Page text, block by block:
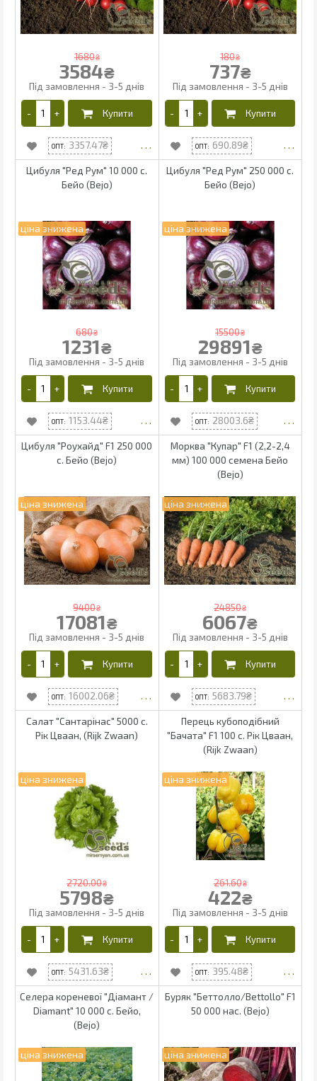
1680₴
3584₴
3357.47
180₴
737₴
690.89
Цибуля "Ред Рум" 10 000 с.
Бейо (Bejo)
680₴
1231₴
1153.44
Цибуля "Ред Рум" 250 000 с.
Бейо (Bejo)
15500₴
29891₴
28003.6
Цибуля "Роухайд" F1 250 000
с. Бейо (Bejo)
9400₴
17081₴
16002.06
Морква "Купар" F1 (2,2-2,4
мм) 100 000 семена Бейо
(Bejo)
24850₴
6067₴
5683.79
Салат "Сантарінас" 5000 с.
Рік Цваан, (Rijk Zwaan)
2720.00₴
5798₴
5431.63
Перець кубоподібний
"Бачата" F1 100 с. Рік Цваан,
(Rijk Zwaan)
261.60₴
422₴
395.48
Селера кореневої "Діамант /
Diamant" 10 000 с. Бейо,
(Bejo)
Буряк "Беттолло/Bettollo" F1
50 000 нас. (Bejo)